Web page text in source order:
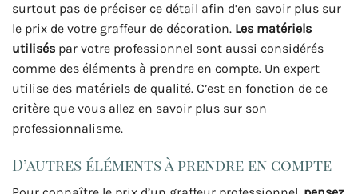
surtout pas de préciser ce détail afin d’en savoir plus sur
le prix de votre graffeur de décoration. Les matériels
utilisés par votre professionnel sont aussi considérés
comme des éléments à prendre en compte. Un expert
utilise des matériels de qualité. C’est en fonction de ce
critère que vous allez en savoir plus sur son
professionnalisme.
D’autres éléments à prendre en compte